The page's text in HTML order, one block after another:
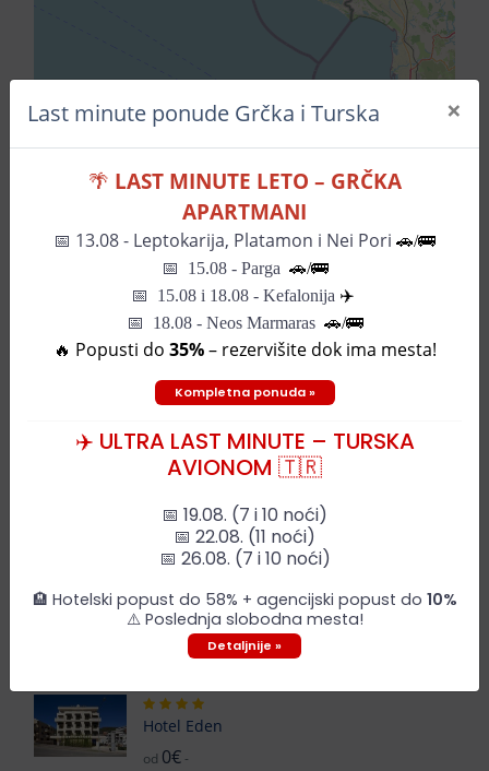
Pozovite za informacije
SLIČNI HOTELI
od0€-
Villa Velžon
0€ -
od0€
Hotel Eden
od 0€ -
Last minute ponude Grčka i Turska ×
🌴 LAST MINUTE LETO – GRČKA
APARTMANI
📅 13.08 - Leptokarija, Platamon i Nei Pori 🚗/🚌
📅 15.08 - Parga 🚗/🚌
📅 15.08 i 18.08 - Kefalonija ✈️
📅 18.08 - Neos Marmaras 🚗/🚌
🔥 Popusti do 35%– rezervišite dok ima mesta!
Kompletna ponuda »
✈️ ULTRA LAST MINUTE – TURSKA
AVIONOM 🇹🇷
📅 19.08. (7 i 10 noći)
📅 22.08. (11 noći)
📅 26.08. (7 i 10 noći)
🏨 Hotelski popust do 58% + agencijski popust do 10%
⚠️ Poslednja slobodna mesta!
Detaljnije »